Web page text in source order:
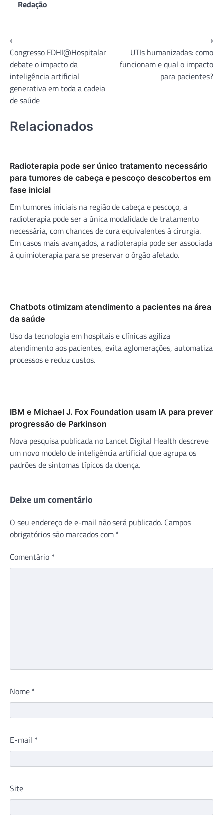
Redação
Navegação
de
Post
⟵
Congresso FDHI@Hospitalar
debate o impacto da
inteligência artificial
generativa em toda a cadeia
de saúde
UTIs humanizadas: como
funcionam e qual o impacto
para pacientes?
⟶
Relacionados
Radioterapia pode ser único tratamento necessário
para tumores de cabeça e pescoço descobertos em
fase inicial
Em tumores iniciais na região de cabeça e pescoço, a
radioterapia pode ser a única modalidade de tratamento
necessária, com chances de cura equivalentes à cirurgia.
Em casos mais avançados, a radioterapia pode ser associada
à quimioterapia para se preservar o órgão afetado.
Chatbots otimizam atendimento a pacientes na área
da saúde
Uso da tecnologia em hospitais e clínicas agiliza
atendimento aos pacientes, evita aglomerações, automatiza
processos e reduz custos.
IBM e Michael J. Fox Foundation usam IA para prever
progressão de Parkinson
Nova pesquisa publicada no Lancet Digital Health descreve
um novo modelo de inteligência artificial que agrupa os
padrões de sintomas típicos da doença.
Deixe um comentário
O seu endereço de e-mail não será publicado. Campos
obrigatórios são marcados com *
Comentário *
Nome *
E-mail *
Site